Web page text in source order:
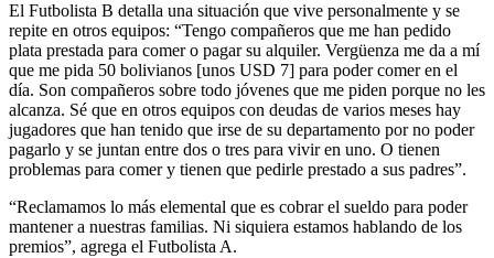
El Futbolista B detalla una situación que vive personalmente y se
repite en otros equipos: “Tengo compañeros que me han pedido
plata prestada para comer o pagar su alquiler. Vergüenza me da a mí
que me pida 50 bolivianos [unos USD 7] para poder comer en el
día. Son compañeros sobre todo jóvenes que me piden porque no les
alcanza. Sé que en otros equipos con deudas de varios meses hay
jugadores que han tenido que irse de su departamento por no poder
pagarlo y se juntan entre dos o tres para vivir en uno. O tienen
problemas para comer y tienen que pedirle prestado a sus padres”.
“Reclamamos lo más elemental que es cobrar el sueldo para poder
mantener a nuestras familias. Ni siquiera estamos hablando de los
premios”, agrega el Futbolista A.